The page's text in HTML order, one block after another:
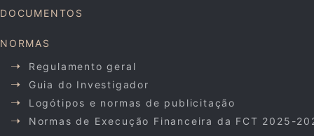
DOCUMENTOS
NORMAS
Regulamento geral
Guia do Investigador
Logótipos e normas de publicitação
Normas de Execução Financeira da FCT 2025-